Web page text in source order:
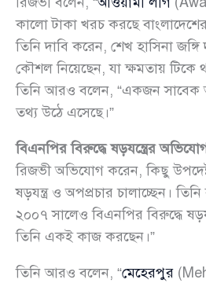
কালো টাকা খরচ করছে
তিনি দাবি করেন, শেখ হাসিনা
কৌশল নিয়েছেন, যা ক্ষমতায় টিকে
তিনি আরও বলেন, “একজন
তথ্য উঠে এসেছে।”
বিএনপির বিরুদ্ধে ষড়যন্ত্রের
রিজভী অভিযোগ করেন, কিছু
ষড়যন্ত্র ও অপপ্রচার চালাচ্ছেন।
২০০৭ সালেও বিএনপির বিরুদ্ধে
তিনি একই কাজ করছেন।”
তিনি আরও বলেন, “মেহেরপুর